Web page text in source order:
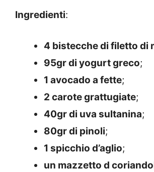
Ingredienti:
4 bistecche di filetto di
95gr di yogurt greco;
1 avocado a fette;
2 carote grattugiate;
40gr di uva sultanina;
80gr di pinoli;
1 spicchio d’aglio;
un mazzetto d